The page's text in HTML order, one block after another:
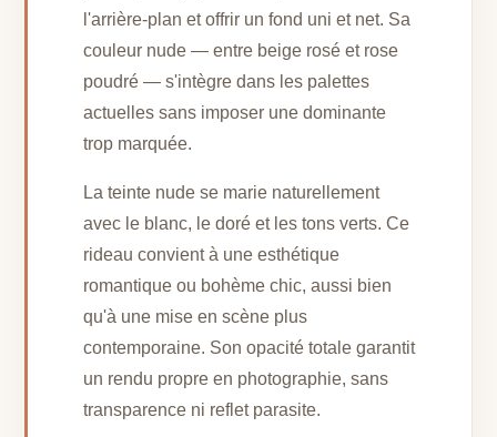
l'arrière-plan et offrir un fond uni et net. Sa
couleur nude — entre beige rosé et rose
poudré — s'intègre dans les palettes
actuelles sans imposer une dominante
trop marquée.
La teinte nude se marie naturellement
avec le blanc, le doré et les tons verts. Ce
rideau convient à une esthétique
romantique ou bohème chic, aussi bien
qu'à une mise en scène plus
contemporaine. Son opacité totale garantit
un rendu propre en photographie, sans
transparence ni reflet parasite.